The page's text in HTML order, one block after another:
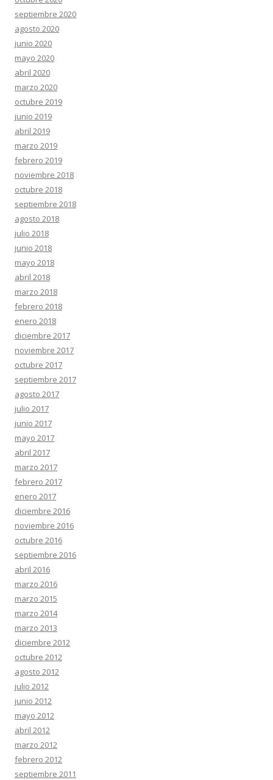
septiembre 2020
agosto 2020
junio 2020
mayo 2020
abril 2020
marzo 2020
octubre 2019
junio 2019
abril 2019
marzo 2019
febrero 2019
noviembre 2018
octubre 2018
septiembre 2018
agosto 2018
julio 2018
junio 2018
mayo 2018
abril 2018
marzo 2018
febrero 2018
enero 2018
diciembre 2017
noviembre 2017
octubre 2017
septiembre 2017
agosto 2017
julio 2017
junio 2017
mayo 2017
abril 2017
marzo 2017
febrero 2017
enero 2017
diciembre 2016
noviembre 2016
octubre 2016
septiembre 2016
abril 2016
marzo 2016
marzo 2015
marzo 2014
marzo 2013
diciembre 2012
octubre 2012
agosto 2012
julio 2012
junio 2012
mayo 2012
abril 2012
marzo 2012
febrero 2012
septiembre 2011